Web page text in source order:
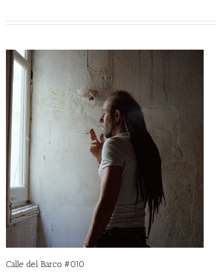
Calle del Barco #010